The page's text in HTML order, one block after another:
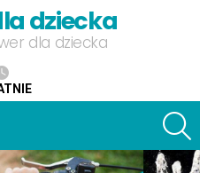
dziecka
dla dziecka